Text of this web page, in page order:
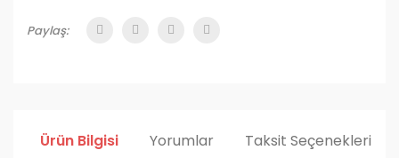
Paylaş:
Ürün Bilgisi Yorumlar Taksit Seçenekleri